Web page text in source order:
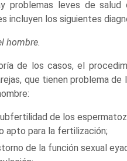
problemas leves de salud
incluyen los siguientes
hombre.
de los casos, el
que tienen problema de
de los
apto para la fertilización;
de la función sexual